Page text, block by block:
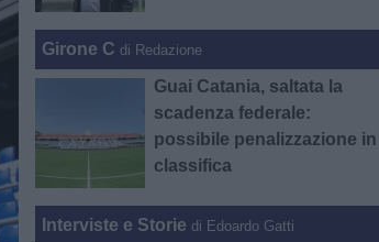
Girone C di Redazione
Guai Catania, saltata la
scadenza federale:
possibile penalizzazione in
classifica
Interviste e Storie di Edoardo Gatti